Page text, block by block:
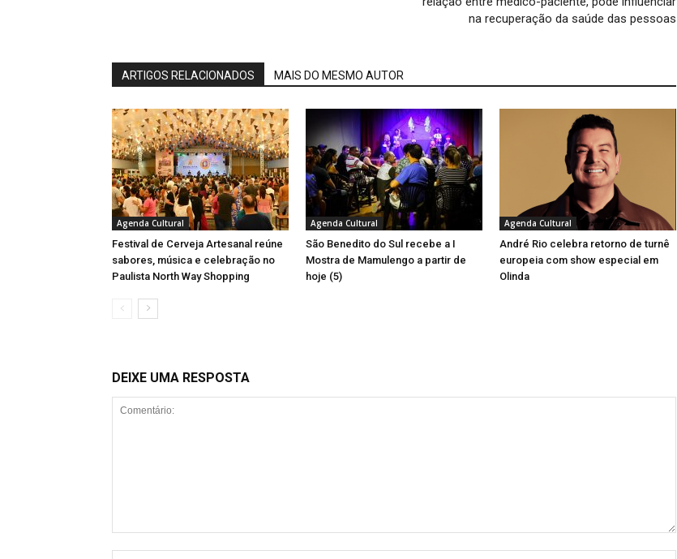
na recuperação da saúde das pessoas
ARTIGOS RELACIONADOS MAIS DO MESMO AUTOR
Agenda Cultural
Festival de Cerveja Artesanal reúne
sabores, música e celebração no
Paulista North Way Shopping
Agenda Cultural
São Benedito do Sul recebe a I
Mostra de Mamulengo a partir de
hoje (5)
Agenda Cultural
André Rio celebra retorno de turnê
europeia com show especial em
Olinda
DEIXE UMA RESPOSTA